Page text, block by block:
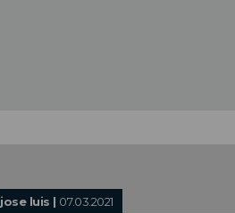
jose luis | 07.03.2021